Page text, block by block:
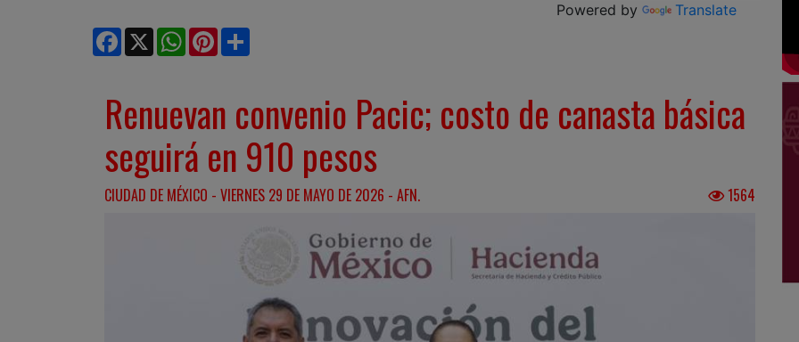
Powered by
Translate
Facebook
X WhatsApp
Pinterest
Renuevan convenio Pacic; costo de canasta básica
seguirá en 910 pesos
CIUDAD DE MÉXICO - VIERNES 29 DE MAYO DE 2026 - AFN. 1564